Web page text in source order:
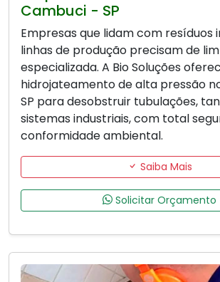
Cambuci - SP
Empresas que lidam com resíduos
linhas de produção precisam de
especializada. A Bio Soluções
hidrojateamento de alta pressão
SP para desobstruir tubulações,
sistemas industriais, com total
conformidade ambiental.
Saiba Mais
Solicitar Orçamento